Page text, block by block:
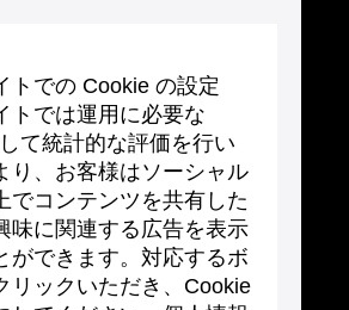
トでの Cookie の設定
トでは運用に必要な
て統計的な評価を行い
り、お客様はソーシャル
でコンテンツを共有した
味に関連する広告を表示
ができます。対応するボ
リックいただき、Cookie